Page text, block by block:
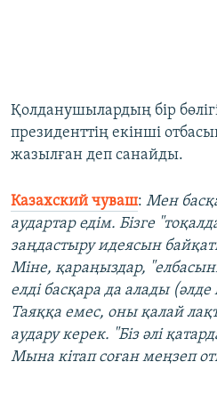
Қолданушылардың бір
президенттің екінші
жазылған деп санайды.
Казахский чуваш: Мен
аудартар едім. Бізге
заңдастыру идеясын
Міне, қараңыздар,
елді басқара да алады
Таяққа емес, оны қалай
аудару керек. "Біз әлі
Мына кітап соған меңзеп